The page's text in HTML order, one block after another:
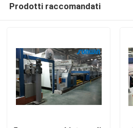
Prodotti raccomandati